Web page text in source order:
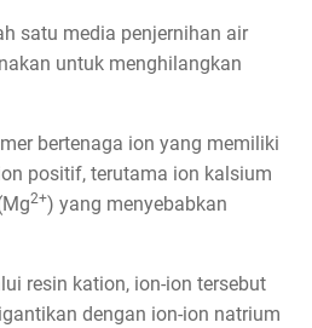
satu media penjernihan air
untuk menghilangkan
bertenaga ion yang memiliki
positif, terutama ion kalsium
2+) yang menyebabkan
resin kation, ion-ion tersebut
dengan ion-ion natrium